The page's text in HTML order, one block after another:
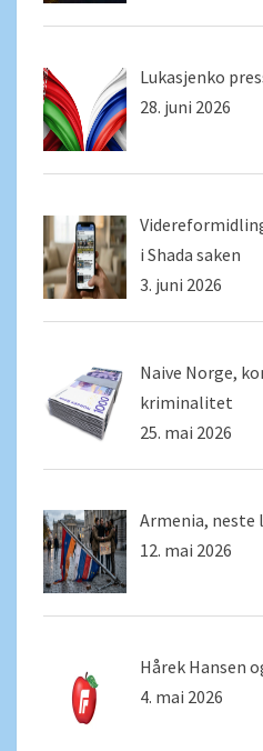
Lukasjenko
28. juni 2026
i Shada saken
3. juni 2026
Naive Norge,
kriminalitet
25. mai 2026
Armenia, neste
12. mai 2026
Hårek Hansen
4. mai 2026